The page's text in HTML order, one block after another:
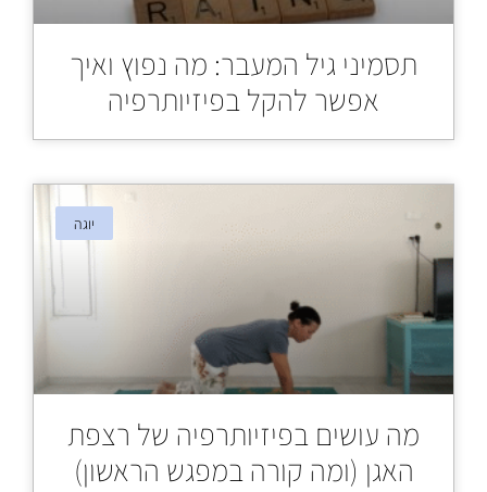
תסמיני גיל המעבר: מה נפוץ ואיך
אפשר להקל בפיזיותרפיה
יוגה
מה עושים בפיזיותרפיה של רצפת
האגן (ומה קורה במפגש הראשון)